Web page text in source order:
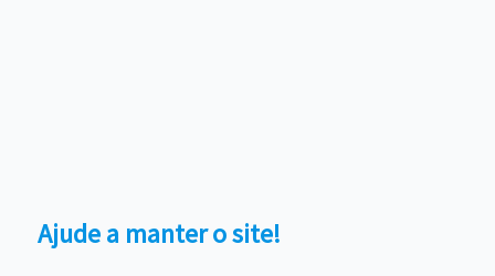
Ajude a manter o site!